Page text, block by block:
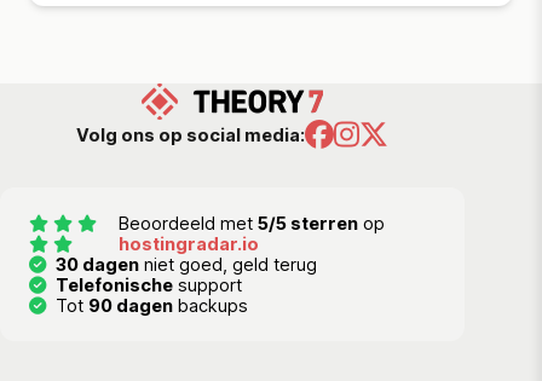
Volg ons op social media:
Beoordeeld met 5/5 sterrenop
hostingradar.io
30 dagen niet goed, geld terug
Telefonische support
Tot 90 dagen backups